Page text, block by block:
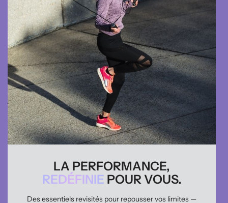
LA PERFORMANCE,
REDÉFINIE POUR VOUS.
Des essentiels revisités pour repousser vos limites —